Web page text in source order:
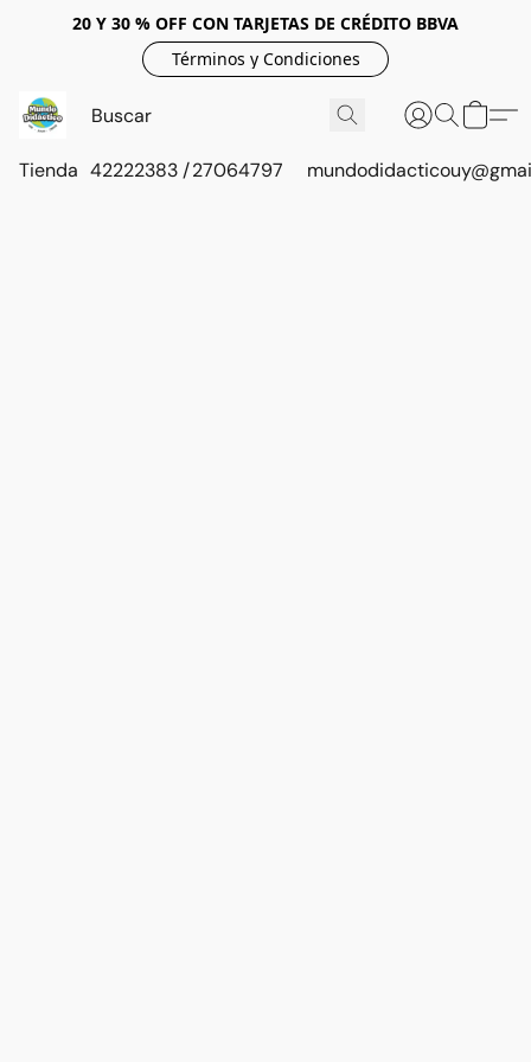
20 Y 30 % OFF CON TARJETAS DE CRÉDITO BBVA
Términos y Condiciones
Tienda 42222383 / 27064797